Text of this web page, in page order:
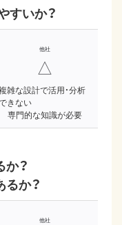
すいか？
△
雑な設計で活用・分析
きない
専門的な知識が必要
？
か？